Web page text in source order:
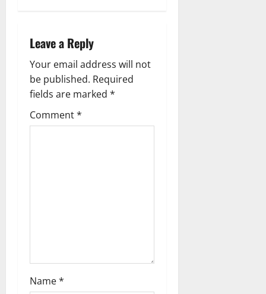
v
i
g
a
t
Leave a Reply
Your email address will not
be published. Required
fields are marked *
Comment*
Name*